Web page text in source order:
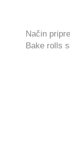
Način
Bake rolls